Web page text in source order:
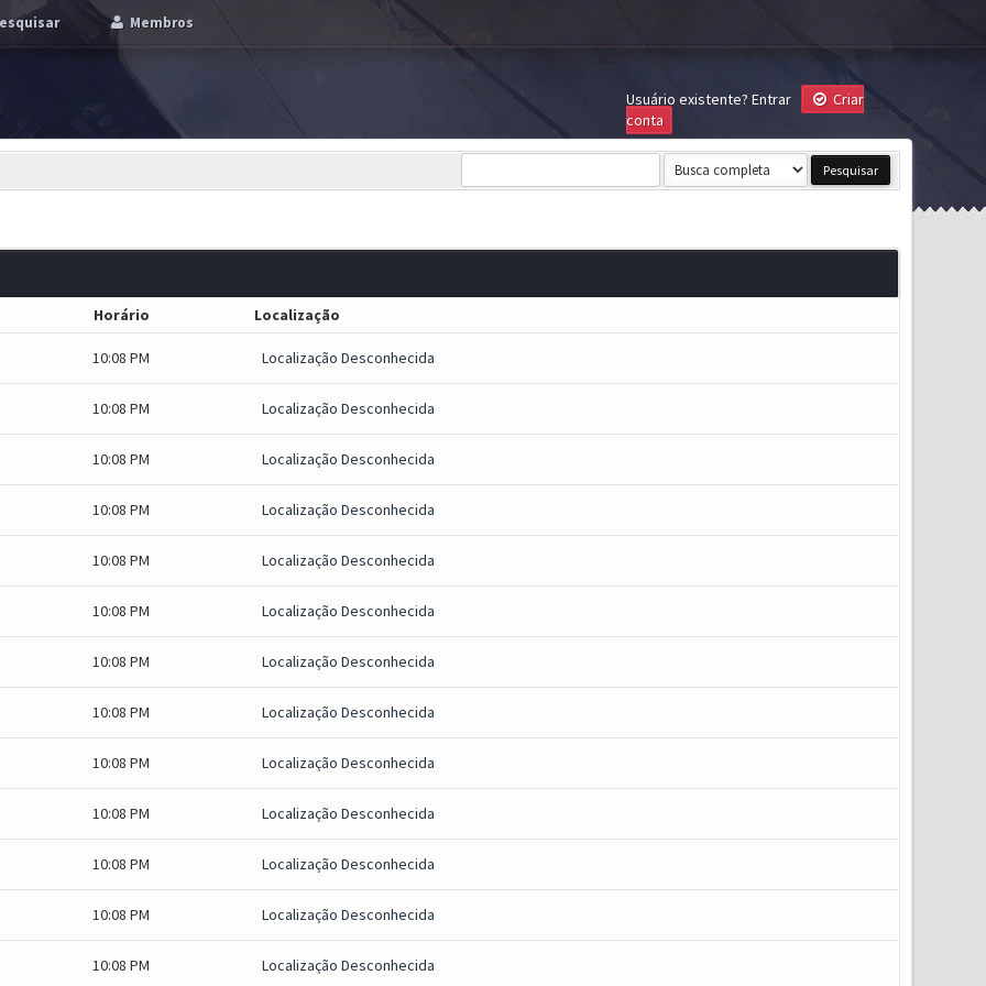
Membros
Usuário existente? Entrar
Criar
conta
Horário Localização
10:08 PM Localização Desconhecida
10:08 PM Localização Desconhecida
10:08 PM Localização Desconhecida
10:08 PM Localização Desconhecida
10:08 PM Localização Desconhecida
10:08 PM Localização Desconhecida
10:08 PM Localização Desconhecida
10:08 PM Localização Desconhecida
10:08 PM Localização Desconhecida
10:08 PM Localização Desconhecida
10:08 PM Localização Desconhecida
10:08 PM Localização Desconhecida
10:08 PM Localização Desconhecida